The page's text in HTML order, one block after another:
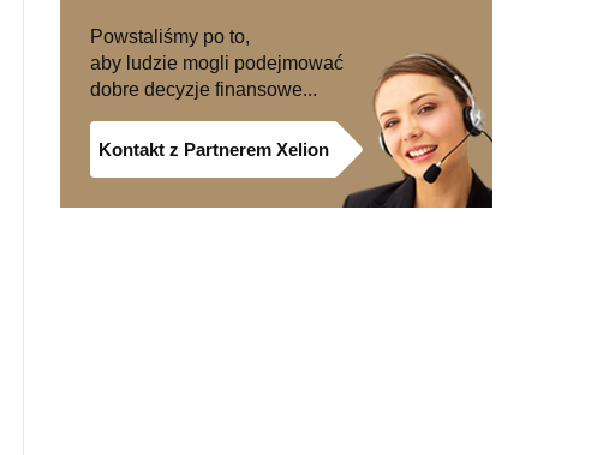
Powstaliśmy po to,
aby ludzie mogli podejmować
dobre decyzje finansowe...
Kontakt z Partnerem Xelion